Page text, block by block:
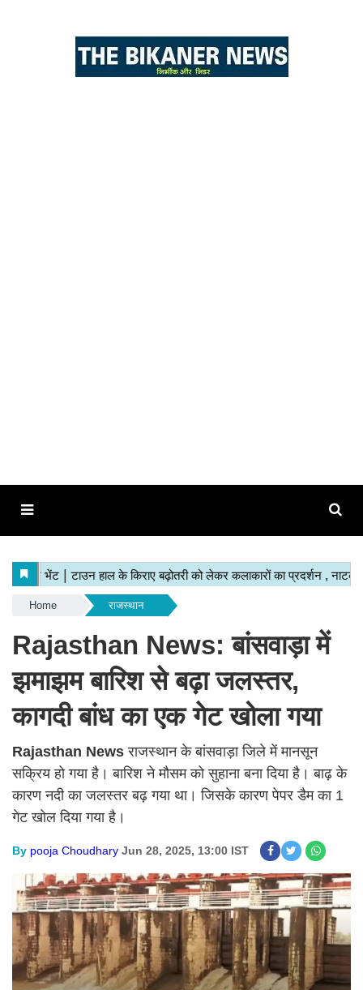
Home राजस्थान
Rajasthan News: बांसवाड़ा में
झमाझम बारिश से बढ़ा जलस्तर,
कागदी बांध का एक गेट खोला गया
Rajasthan Newsराजस्थान के बांसवाड़ा जिले में मानसून
सक्रिय हो गया है। बारिश ने मौसम को सुहाना बना दिया है। बाढ़ के
कारण नदी का जलस्तर बढ़ गया था। जिसके कारण पेपर डैम का 1
गेट खोल दिया गया है।
By pooja Choudhary Jun 28, 2025, 13:00 IST